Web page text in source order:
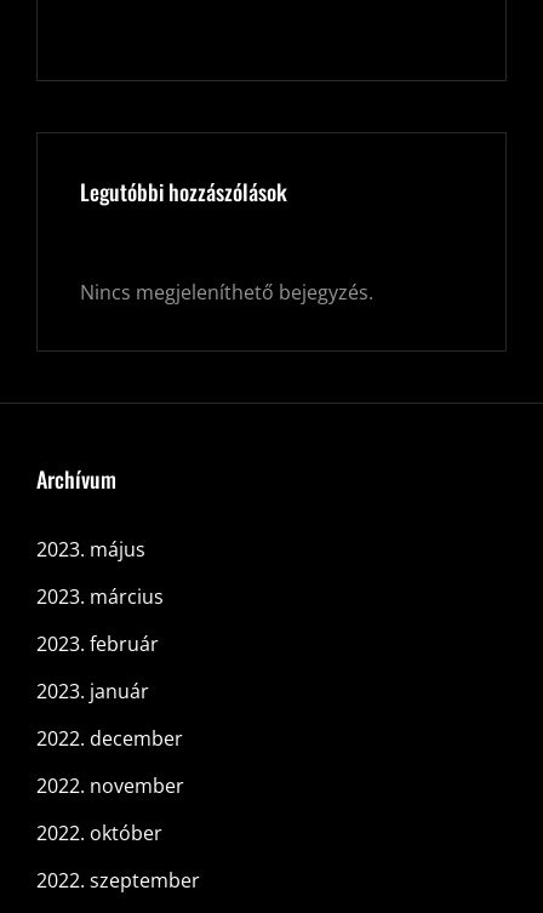
Legutóbbi hozzászólások
Nincs megjeleníthető bejegyzés.
Archívum
2023. május
2023. március
2023. február
2023. január
2022. december
2022. november
2022. október
2022. szeptember